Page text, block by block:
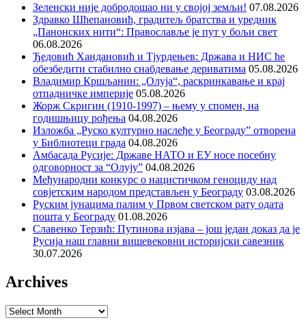
Зеленски није добродошао ни у својој земљи! 07.08.2026
Здравко Шћепановић, градитељ братства и уредник
„Панонских нити“: Православље је пут у бољи свет
06.08.2026
Ђедовић Хандановић и Тјурдењев: Држава и НИС ће
обезбедити стабилно снабдевање дериватима 05.08.2026
Владимир Кршљанин: „Олуја“, раскринкавање и крај
отпадничке империје 05.08.2026
Жорж Скригин (1910-1997) – њему у спомен, на
годишњицу рођења 04.08.2026
Изложба „Руско културно наслеђе у Београду” отворена
у Библиотеци града 04.08.2026
Амбасада Русије: Државе НАТО и ЕУ носе посебну
одговорност за “Олују” 04.08.2026
Међународни конкурс о нацистичком геноциду над
совјетским народом представљен у Београду 03.08.2026
Руским јунацима палим у Првом светском рату одата
пошта у Београду 01.08.2026
Славенко Терзић: Путинова изјава – још један доказ да је
Русија наш главни вишевековни историјски савезник
30.07.2026
Archives
Archives